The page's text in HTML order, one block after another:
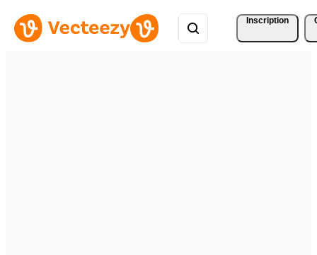
Inscription